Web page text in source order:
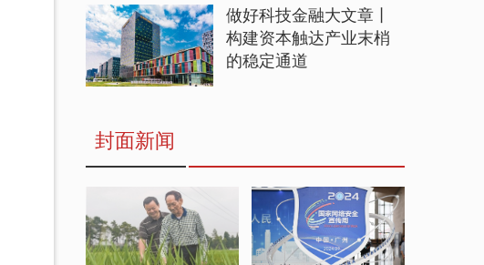
做好科技金融大文章丨
构建资本触达产业末梢
的稳定通道
封面新闻